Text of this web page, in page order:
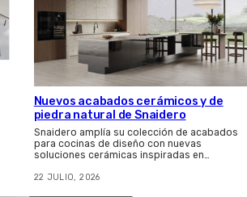
Nuevos acabados cerámicos y de
piedra natural de Snaidero
Snaidero amplía su colección de acabados
para cocinas de diseño con nuevas
soluciones cerámicas inspiradas en…
22 JULIO, 2026